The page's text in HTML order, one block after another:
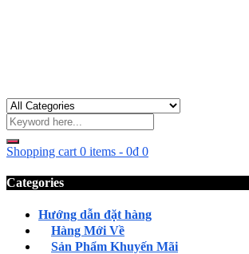
Shopping cart 0 items - 0₫ 0
Categories
Hướng dẫn đặt hàng
Hàng Mới Về
Sản Phẩm Khuyến Mãi